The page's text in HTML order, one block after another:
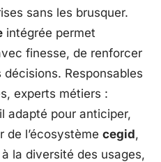
sans les brusquer.
intégrée permet
finesse, de renforcer
décisions. Responsables
experts métiers :
adapté pour anticiper,
l’écosystème cegid,
la diversité des usages,